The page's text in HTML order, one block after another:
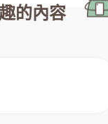
的內容